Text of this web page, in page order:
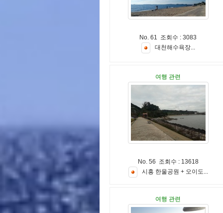
No. 61 조회수 : 3083
대 천해 수욕장...
여행 관련
No. 56 조회수 : 13618
시 흥 한울공원 + 오이 도...
여행 관련